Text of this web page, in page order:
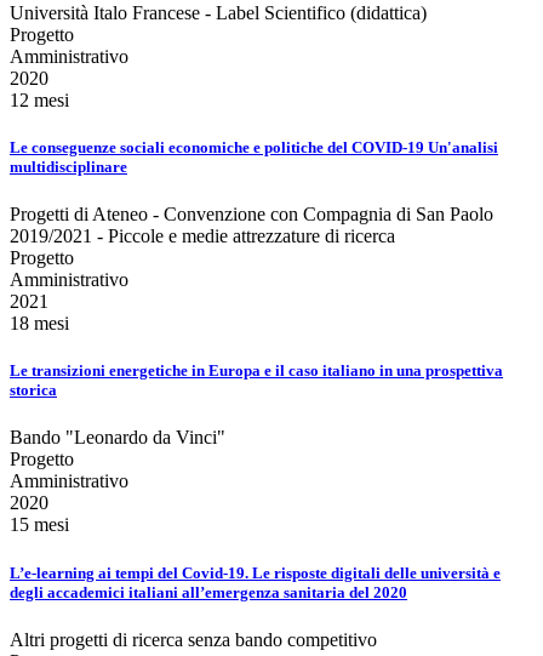
Università Italo Francese - Label Scientifico (didattica)
Progetto
Amministrativo
2020
12 mesi
Le conseguenze sociali economiche e politiche del COVID-19 Un'analisi
multidisciplinare
Progetti di Ateneo - Convenzione con Compagnia di San Paolo
2019/2021 - Piccole e medie attrezzature di ricerca
Progetto
Amministrativo
2021
18 mesi
Le transizioni energetiche in Europa e il caso italiano in una prospettiva
storica
Bando "Leonardo da Vinci"
Progetto
Amministrativo
2020
15 mesi
L’e-learning ai tempi del Covid-19. Le risposte digitali delle università e
degli accademici italiani all’emergenza sanitaria del 2020
Altri progetti di ricerca senza bando competitivo